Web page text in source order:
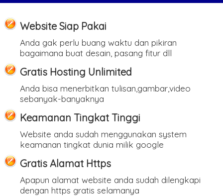
Website Siap Pakai
Anda gak perlu buang waktu dan pikiran
bagaimana buat desain, pasang fitur dll
Gratis Hosting Unlimited
Anda bisa menerbitkan tulisan,gambar,video
sebanyak-banyaknya
Keamanan Tingkat Tinggi
Website anda sudah menggunakan system
keamanan tingkat dunia milik google
Gratis Alamat Https
Apapun alamat website anda sudah dilengkapi
dengan https gratis selamanya